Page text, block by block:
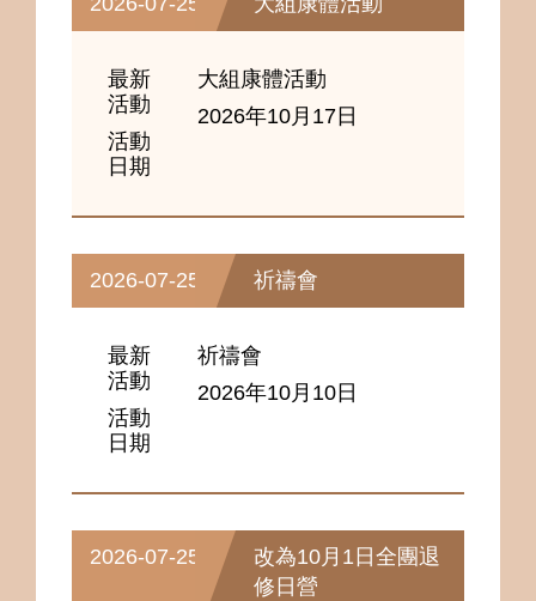
最新
活動
活動
日期
大組康體活動
2026年10月17日
2026-07-25 祈禱會
最新
活動
活動
日期
祈禱會
2026年10月10日
2026-07-25
改為10月1日全團退
修日營